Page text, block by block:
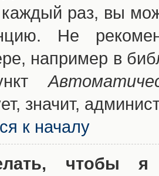
раз, вы
Не
например в
значит,
к началу
чтобы